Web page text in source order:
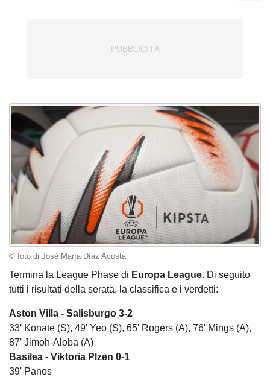
© foto di José María Díaz Acosta
Termina la League Phase di Europa League. Di seguito
tutti i risultati della serata, la classifica e i verdetti:
Aston Villa - Salisburgo 3-2
33' Konate (S), 49' Yeo (S), 65' Rogers (A), 76' Mings (A),
87' Jimoh-Aloba (A)
Basilea - Viktoria Plzen 0-1
39' Panos